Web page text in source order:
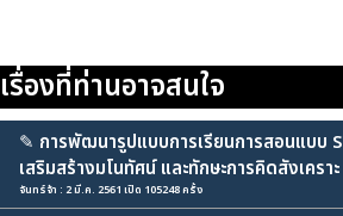
เรื่องที่ท่านอาจสนใจ
✎ การพัฒนารูปแบบการเรียนการสอนแบบ
เสริมสร้างมโนทัศน์ และทักษะการคิดสังเคราะ
จันทร์จ้า : 2 มี.ค. 2561 เปิด 105248 ครั้ง